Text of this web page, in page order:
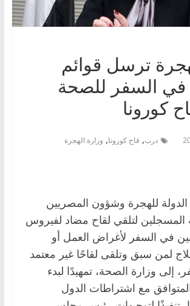
ترسل قوائم
في السفر للصحة
كورونا
درب, قاح كورونا, وزارة الهجرة
للهجرة وشؤون المصريين
المسجلين لتلقي لقاح مضاد لفيروس
في السفر لأغراض العمل أو
لمن سبق وتلقى لقاحًا غير معتمد
إلى وزارة الصحة، تمهيدًا لبدء
المتوافق مع اشتراطات الدول